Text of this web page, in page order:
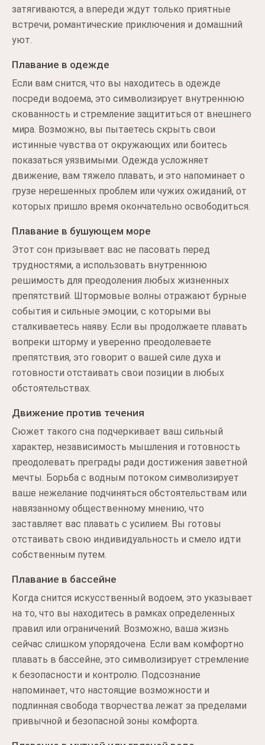
затягиваются, а впереди ждут только приятные
встречи, романтические приключения и домашний
уют.
Плавание в одежде
Если вам снится, что вы находитесь в одежде
посреди водоема, это символизирует внутреннюю
скованность и стремление защититься от внешнего
мира. Возможно, вы пытаетесь скрыть свои
истинные чувства от окружающих или боитесь
показаться уязвимыми. Одежда усложняет
движение, вам тяжело плавать, и это напоминает о
грузе нерешенных проблем или чужих ожиданий, от
которых пришло время окончательно освободиться.
Плавание в бушующем море
Этот сон призывает вас не пасовать перед
трудностями, а использовать внутреннюю
решимость для преодоления любых жизненных
препятствий. Штормовые волны отражают бурные
события и сильные эмоции, с которыми вы
сталкиваетесь наяву. Если вы продолжаете плавать
вопреки шторму и уверенно преодолеваете
препятствия, это говорит о вашей силе духа и
готовности отстаивать свои позиции в любых
обстоятельствах.
Движение против течения
Сюжет такого сна подчеркивает ваш сильный
характер, независимость мышления и готовность
преодолевать преграды ради достижения заветной
мечты. Борьба с водным потоком символизирует
ваше нежелание подчиняться обстоятельствам или
навязанному общественному мнению, что
заставляет вас плавать с усилием. Вы готовы
отстаивать свою индивидуальность и смело идти
собственным путем.
Плавание в бассейне
Когда снится искусственный водоем, это указывает
на то, что вы находитесь в рамках определенных
правил или ограничений. Возможно, ваша жизнь
сейчас слишком упорядочена. Если вам комфортно
плавать в бассейне, это символизирует стремление
к безопасности и контролю. Подсознание
напоминает, что настоящие возможности и
подлинная свобода творчества лежат за пределами
привычной и безопасной зоны комфорта.